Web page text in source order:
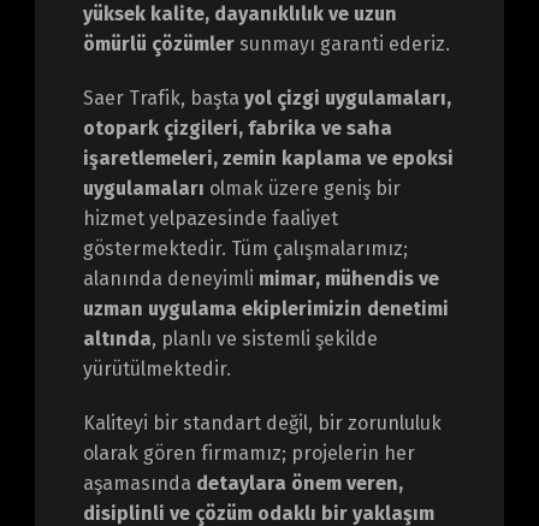
yüksek kalite, dayanıklılık ve uzun
ömürlü çözümlersunmayı garanti ederiz.
Saer Trafik, başta yol çizgi uygulamaları,
otopark çizgileri, fabrika ve saha
işaretlemeleri, zemin kaplama ve epoksi
uygulamaları olmak üzere geniş bir
hizmet yelpazesinde faaliyet
göstermektedir. Tüm çalışmalarımız;
alanında deneyimli mimar, mühendis ve
uzman uygulama ekiplerimizin denetimi
altında, planlı ve sistemli şekilde
yürütülmektedir.
Kaliteyi bir standart değil, bir zorunluluk
olarak gören firmamız; projelerin her
aşamasında detaylara önem veren,
disiplinli ve çözüm odaklı bir yaklaşım